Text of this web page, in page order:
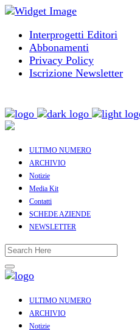
Interprogetti Editori
Abbonamenti
Privacy Policy
Iscrizione Newsletter
ULTIMO NUMERO
ARCHIVIO
Notizie
Media Kit
Contatti
SCHEDE AZIENDE
NEWSLETTER
ULTIMO NUMERO
ARCHIVIO
Notizie